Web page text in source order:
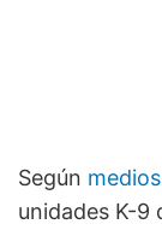
Según
unidades K-9